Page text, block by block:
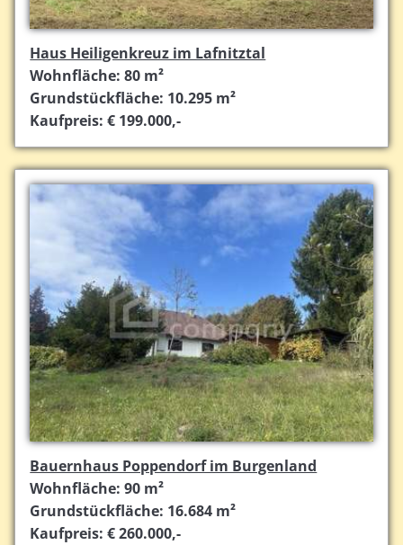
Haus Heiligenkreuz im Lafnitztal
Wohnfläche: 80 m²
Grundstückfläche: 10.295 m²
Kaufpreis: € 199.000,-
Bauernhaus Poppendorf im Burgenland
Wohnfläche: 90 m²
Grundstückfläche: 16.684 m²
Kaufpreis: € 260.000,-